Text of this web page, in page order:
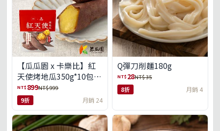
【瓜瓜園 x 卡樂比】紅
天使烤地瓜350g*10包
(免運組)
NT$ 899NT$ 999
9折 月銷 24
Q彈刀削麵180g
NT$ 28NT$ 35
8折 月銷 4